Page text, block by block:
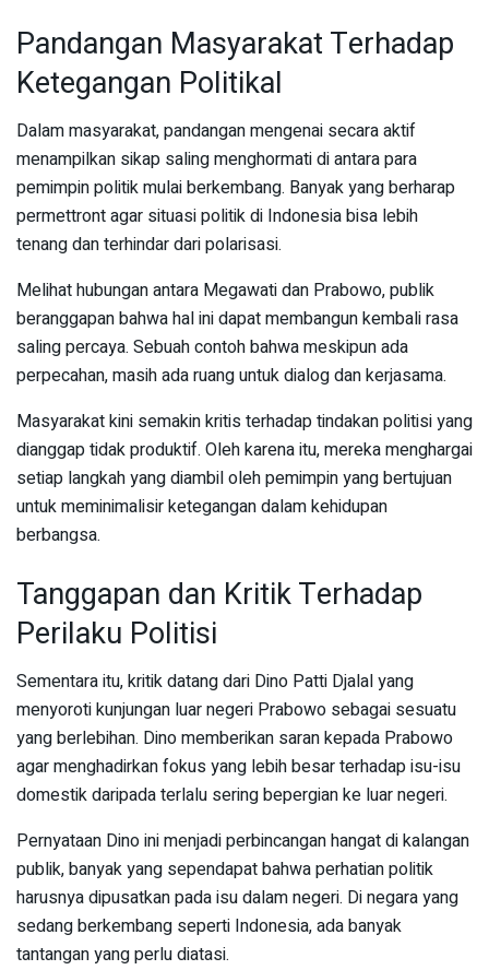
Pandangan Masyarakat Terhadap
Ketegangan Politikal
Dalam masyarakat, pandangan mengenai secara aktif
menampilkan sikap saling menghormati di antara para
pemimpin politik mulai berkembang. Banyak yang berharap
permettront agar situasi politik di Indonesia bisa lebih
tenang dan terhindar dari polarisasi.
Melihat hubungan antara Megawati dan Prabowo, publik
beranggapan bahwa hal ini dapat membangun kembali rasa
saling percaya. Sebuah contoh bahwa meskipun ada
perpecahan, masih ada ruang untuk dialog dan kerjasama.
Masyarakat kini semakin kritis terhadap tindakan politisi yang
dianggap tidak produktif. Oleh karena itu, mereka menghargai
setiap langkah yang diambil oleh pemimpin yang bertujuan
untuk meminimalisir ketegangan dalam kehidupan
berbangsa.
Tanggapan dan Kritik Terhadap
Perilaku Politisi
Sementara itu, kritik datang dari Dino Patti Djalal yang
menyoroti kunjungan luar negeri Prabowo sebagai sesuatu
yang berlebihan. Dino memberikan saran kepada Prabowo
agar menghadirkan fokus yang lebih besar terhadap isu-isu
domestik daripada terlalu sering bepergian ke luar negeri.
Pernyataan Dino ini menjadi perbincangan hangat di kalangan
publik, banyak yang sependapat bahwa perhatian politik
harusnya dipusatkan pada isu dalam negeri. Di negara yang
sedang berkembang seperti Indonesia, ada banyak
tantangan yang perlu diatasi.